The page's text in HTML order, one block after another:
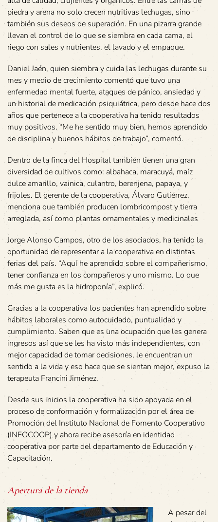
piedra y arena no solo crecen nutritivas lechugas, sino
también sus deseos de superación. En una pizarra grande
llevan el control de lo que se siembra en cada cama, el
riego con sales y nutrientes, el lavado y el empaque.
Daniel Jaén, quien siembra y cuida las lechugas durante su
mes y medio de crecimiento comentó que tuvo una
enfermedad mental fuerte, ataques de pánico, ansiedad y
un historial de medicación psiquiátrica, pero desde hace dos
años que pertenece a la cooperativa ha tenido resultados
muy positivos. “Me he sentido muy bien, hemos aprendido
de disciplina y buenos hábitos de trabajo”, comentó.
Dentro de la finca del Hospital también tienen una gran
diversidad de cultivos como: albahaca, maracuyá, maíz
dulce amarillo, vainica, culantro, berenjena, papaya, y
frijoles. El gerente de la cooperativa, Álvaro Gutiérrez,
menciona que también producen lombricompost y tierra
arreglada, así como plantas ornamentales y medicinales
Jorge Alonso Campos, otro de los asociados, ha tenido la
oportunidad de representar a la cooperativa en distintas
ferias del país. “Aquí he aprendido sobre el compañerismo,
tener confianza en los compañeros y uno mismo. Lo que
más me gusta es la hidroponía”, explicó.
Gracias a la cooperativa los pacientes han aprendido sobre
hábitos laborales como autocuidado, puntualidad y
cumplimiento. Saben que es una ocupación que les genera
ingresos así que se les ha visto más independientes, con
mejor capacidad de tomar decisiones, le encuentran un
sentido a la vida y eso hace que se sientan mejor, expuso la
terapeuta Francini Jiménez.
Desde sus inicios la cooperativa ha sido apoyada en el
proceso de conformación y formalización por el área de
Promoción del Instituto Nacional de Fomento Cooperativo
(INFOCOOP) y ahora recibe asesoría en identidad
cooperativa por parte del departamento de Educación y
Capacitación.
Apertura de la tienda
A pesar del